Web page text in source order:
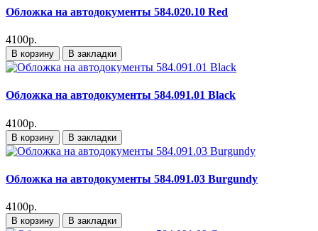
Обложка на автодокументы 584.020.10 Red
4100р.
В корзину В закладки
Обложка на автодокументы 584.091.01 Black
4100р.
В корзину В закладки
Обложка на автодокументы 584.091.03 Burgundy
4100р.
В корзину В закладки